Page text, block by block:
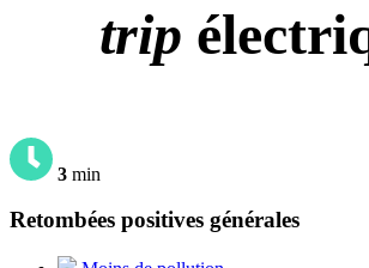
trip
3 min
Retombées positives générales